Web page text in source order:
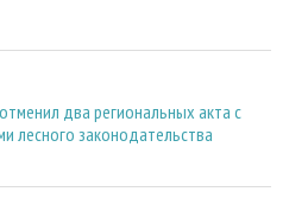
два региональных акта с
лесного законодательства